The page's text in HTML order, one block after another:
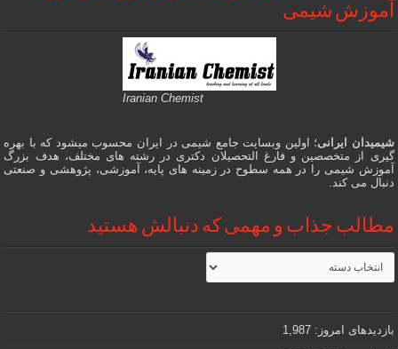
آموزش شیمی
Iranian Chemist
شیمیدان ایرانی؛ اولین وبسایت جامع شیمی در ایران محسوب میشود که با بهره
گیری از متخصصین و فارغ التحصیلان دکتری در رشته های مختلف، هدف بزرگ
آموزش شیمی را در همه سطوح در زمینه های پایه، آموزشی، پژوهشی و صنعتی
دنبال می کند.
مطالب جذاب و مهمی که دنبالش هستید
مطالب
جذاب
و
که
دنبالش
هستید
بازدیدهای امروز:1,987